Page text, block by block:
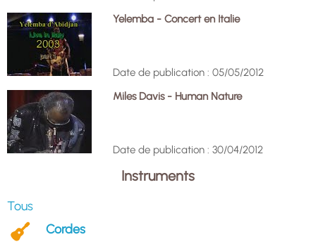
Instruments
Tous
Cordes
Yelemba - Concert en Italie
Date de publication : 05/05/2012
Miles Davis - Human Nature
Date de publication : 30/04/2012